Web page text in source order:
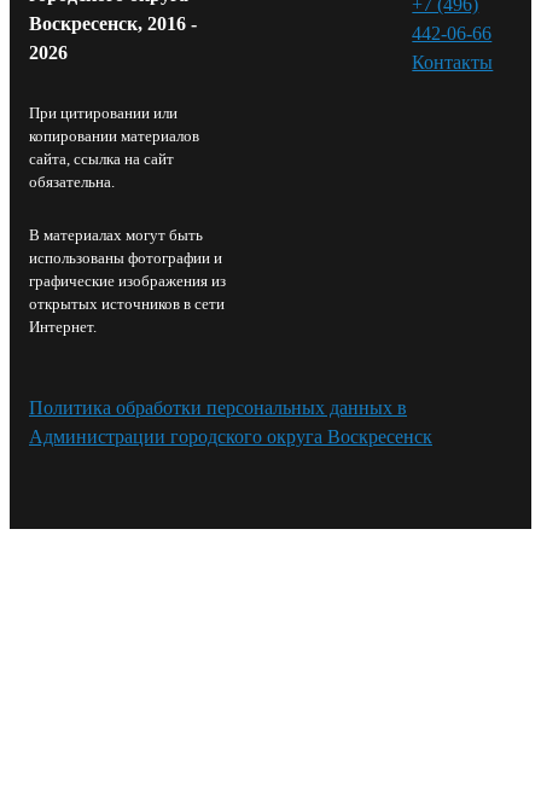
Воскресенск, 2016 -
2026
При цитировании или
копировании материалов
сайта, ссылка на сайт
обязательна.
В материалах могут быть
использованы фотографии и
графические изображения из
открытых источников в сети
Интернет.
442-06-66
Контакты⁠
Политика обработки персональных данных в
Администрации городского округа Воскресенск